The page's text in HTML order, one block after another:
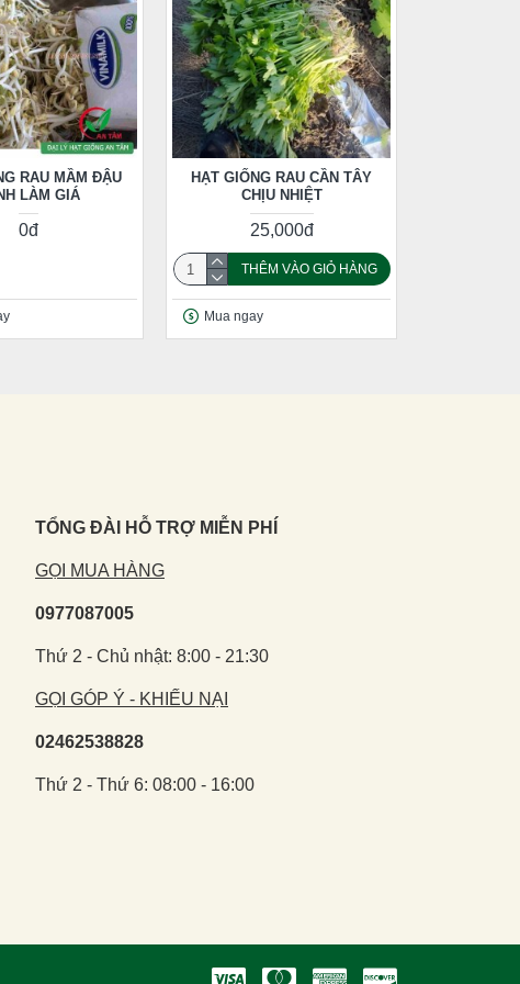
RAU MẦM ĐẬU
LÀM GIÁ
0đ
HẠT GIỐNG RAU CẦN TÂY
CHỊU NHIỆT
25,000đ
THÊM VÀO GIỎ HÀNG
Mua ngay
TỔNG ĐÀI HỖ TRỢ MIỄN PHÍ
GỌI MUA HÀNG
0977087005
Thứ 2 - Chủ nhật: 8:00 - 21:30
GỌI GÓP Ý - KHIẾU NẠI
02462538828
Thứ 2 - Thứ 6: 08:00 - 16:00